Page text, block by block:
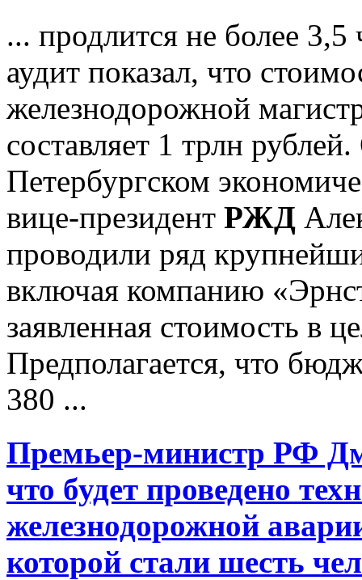
... продлится не более
аудит показал, что
железнодорожной
составляет 1 трлн
Петербургском
вице-президент РЖД
проводили ряд
включая компанию
заявленная стоимость в
Предполагается, что
380 ...
Премьер-министр РФ
что будет проведено
железнодорожной
которой стали шесть